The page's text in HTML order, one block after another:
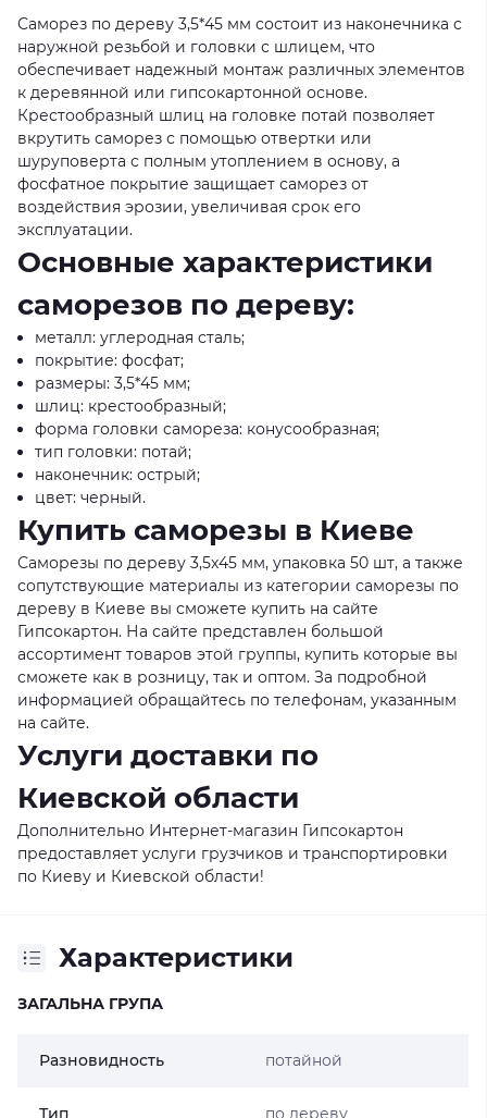
Саморез по дереву 3,5*45 мм состоит из наконечника с
наружной резьбой и головки с шлицем, что
обеспечивает надежный монтаж различных элементов
к деревянной или гипсокартонной основе.
Крестообразный шлиц на головке потай позволяет
вкрутить саморез с помощью отвертки или
шуруповерта с полным утоплением в основу, а
фосфатное покрытие защищает саморез от
воздействия эрозии, увеличивая срок его
эксплуатации.
Основные характеристики
саморезов по дереву:
металл: углеродная сталь;
покрытие: фосфат;
размеры: 3,5*45 мм;
шлиц: крестообразный;
форма головки самореза: конусообразная;
тип головки: потай;
наконечник: острый;
цвет: черный.
Купить саморезы в Киеве
Саморезы по дереву 3,5x45 мм, упаковка 50 шт, а также
сопутствующие материалы из категории саморезы по
дереву в Киеве вы сможете купить на сайте
Гипсокартон. На сайте представлен большой
ассортимент товаров этой группы, купить которые вы
сможете как в розницу, так и оптом. За подробной
информацией обращайтесь по телефонам, указанным
на сайте.
Услуги доставки по
Киевской области
Дополнительно Интернет-магазин Гипсокартон
предоставляет услуги грузчиков и транспортировки
по Киеву и Киевской области!
Характеристики
ЗАГАЛЬНА ГРУПА
Разновидность потайной
Тип по дереву